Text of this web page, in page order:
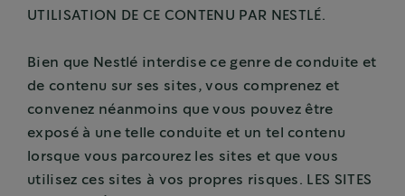
UTILISATION DE CE CONTENU PAR NESTLÉ.
Bien que Nestlé interdise ce genre de conduite et
de contenu sur ses sites, vous comprenez et
convenez néanmoins que vous pouvez être
exposé à une telle conduite et un tel contenu
lorsque vous parcourez les sites et que vous
utilisez ces sites à vos propres risques. LES SITES